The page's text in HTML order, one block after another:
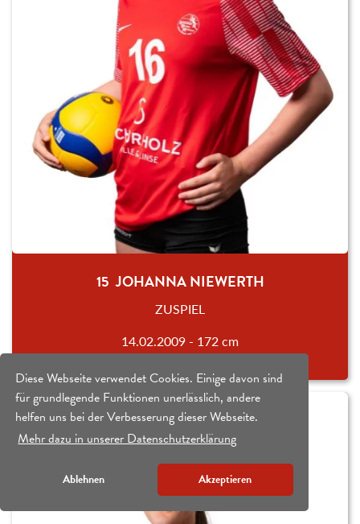
Diese Webseite verwendet Cookies. Einige davon sind
für grundlegende Funktionen unerlässlich, andere
helfen uns bei der Verbesserung dieser Webseite.
Mehr dazu in unserer Datenschutzerklärung
Ablehnen Akzeptieren
15 JOHANNA NIEWERTH
ZUSPIEL
14.02.2009 - 172 cm